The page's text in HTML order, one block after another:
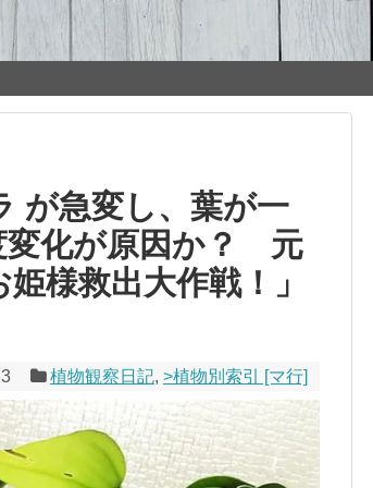
が急変し、葉が一
化が原因か？ 元
様救出大作戦！」
植物観察日記, >植物別索引 [マ行]